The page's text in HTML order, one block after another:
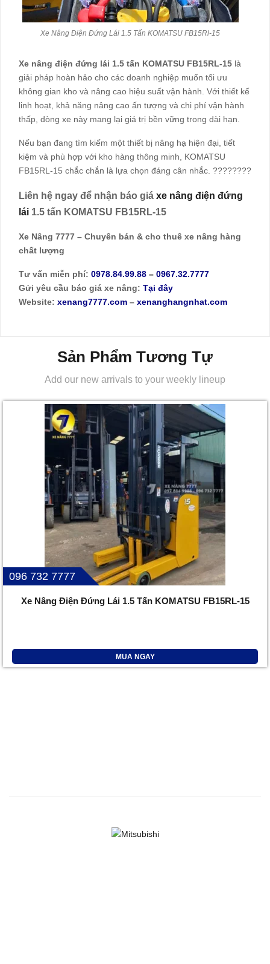
Xe Nâng Điện Đứng Lái 1.5 Tấn KOMATSU FB15Rl-15
Xe nâng điện đứng lái 1.5 tấn KOMATSU FB15RL-15 là
giải pháp hoàn hảo cho các doanh nghiệp muốn tối ưu
không gian kho và nâng cao hiệu suất vận hành. Với thiết kế
linh hoạt, khả năng nâng cao ấn tượng và chi phí vận hành
thấp, dòng xe này mang lại giá trị bền vững trong dài hạn.
Nếu bạn đang tìm kiếm một thiết bị nâng hạ hiện đại, tiết
kiệm và phù hợp với kho hàng thông minh, KOMATSU
FB15RL-15 chắc chắn là lựa chọn đáng cân nhắc. ????????
Liên hệ ngay để nhận báo giá xe nâng điện đứng
lái 1.5 tấn KOMATSU FB15RL-15
Xe Nâng 7777 – Chuyên bán & cho thuê xe nâng hàng
chất lượng
Tư vấn miễn phí: 0978.84.99.88 – 0967.32.7777
Gửi yêu cầu báo giá xe nâng: Tại đây
Website: xenang7777.com – xenanghangnhat.com
Sản Phẩm Tương Tự
Add our new arrivals to your weekly lineup
096 732 7777
Xe Nâng Điện Đứng Lái 1.5 Tấn KOMATSU FB15RL-15
MUA NGAY